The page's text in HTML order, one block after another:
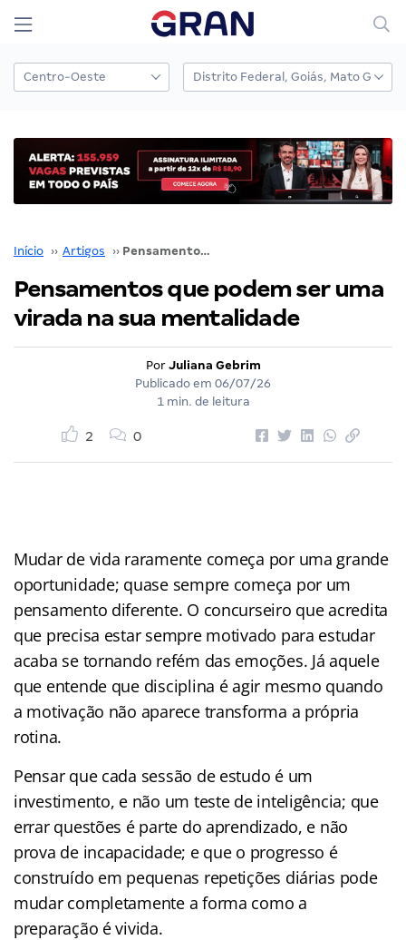
Início ›› Artigos ›› Pensamentos que podem ser uma virada na sua mentalidade
Pensamentos que podem ser uma
virada na sua mentalidade
Por Juliana Gebrim
Publicado em 06/07/26
1 min. de leitura
2 0
Mudar de vida raramente começa por uma grande
oportunidade; quase sempre começa por um
pensamento diferente. O concurseiro que acredita
que precisa estar sempre motivado para estudar
acaba se tornando refém das emoções. Já aquele
que entende que disciplina é agir mesmo quando
a motivação não aparece transforma a própria
rotina.
Pensar que cada sessão de estudo é um
investimento, e não um teste de inteligência; que
errar questões é parte do aprendizado, e não
prova de incapacidade; e que o progresso é
construído em pequenas repetições diárias pode
mudar completamente a forma como a
preparação é vivida.